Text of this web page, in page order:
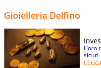
Gioielleria Delfino
sicuri
LEGGI